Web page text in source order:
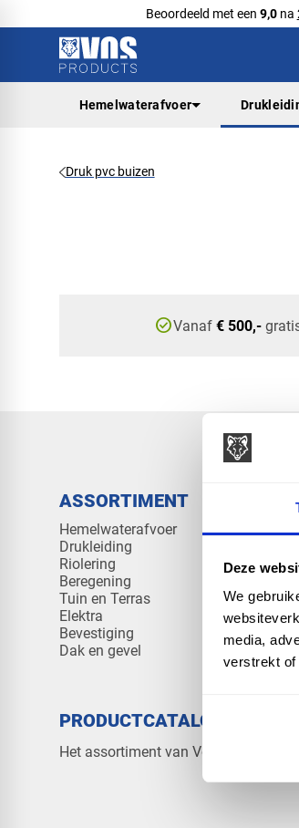
Deze
We
media,
verstrekt of
Beoordeeld met een 9,0na
Hemelwaterafvoer
Druk pvc buizen
check_circleVanaf € 500,-
ASSORTIMENT
Hemelwaterafvoer
Drukleiding
Riolering
Beregening
Tuin en Terras
Elektra
Bevestiging
Dak en gevel
PRODUCTCATALOGUS 2026
Het assortiment van Vos Products